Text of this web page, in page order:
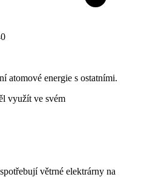
atomové energie s ostatními.
využít ve svém
větrné elektrárny na